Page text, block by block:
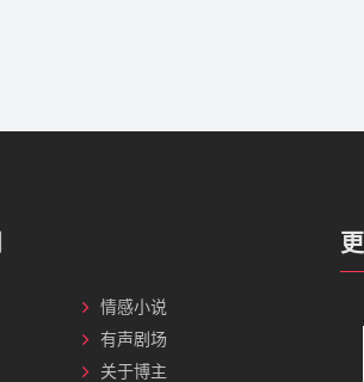
情感小说
有声剧场
关于博主